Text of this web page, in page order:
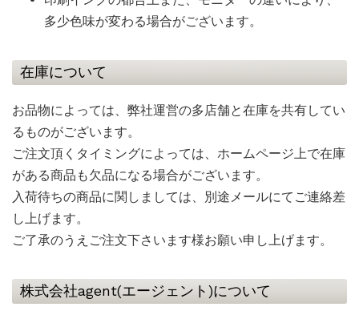
多少色味が変わる場合がございます。
在庫について
お品物によっては、弊社運営の多店舗と在庫を共有してい
るものがございます。
ご注文頂くタイミングによっては、ホームページ上で在庫
がある商品も欠品になる場合がございます。
入荷待ちの商品に関しましては、別途メールにてご連絡差
し上げます。
ご了承のうえご注文下さいます様お願い申し上げます。
株式会社agent(エージェント)について